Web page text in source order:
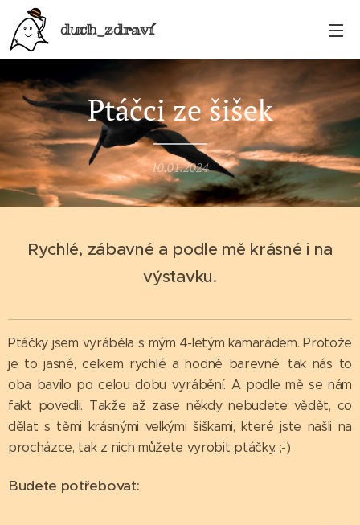
duch_zdraví
Ptáčci ze šišek
10.01.2024
Rychlé, zábavné a podle mě krásné i na
výstavku.
Ptáčky jsem vyráběla s mým 4-letým kamarádem. Protože
je to jasné, celkem rychlé a hodně barevné, tak nás to
oba bavilo po celou dobu vyrábění. A podle mě se nám
fakt povedli. Takže až zase někdy nebudete vědět, co
dělat s těmi krásnými velkými šiškami, které jste našli na
procházce, tak z nich můžete vyrobit ptáčky. ;-)
Budete potřebovat: